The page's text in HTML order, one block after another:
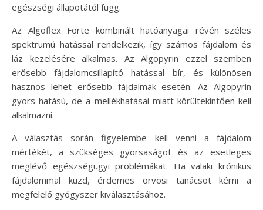
egészségi állapotától függ.
Az Algoflex Forte kombinált hatóanyagai révén széles
spektrumú hatással rendelkezik, így számos fájdalom és
láz kezelésére alkalmas. Az Algopyrin ezzel szemben
erősebb fájdalomcsillapító hatással bír, és különösen
hasznos lehet erősebb fájdalmak esetén. Az Algopyrin
gyors hatású, de a mellékhatásai miatt körültekintően kell
alkalmazni.
A választás során figyelembe kell venni a fájdalom
mértékét, a szükséges gyorsaságot és az esetleges
meglévő egészségügyi problémákat. Ha valaki krónikus
fájdalommal küzd, érdemes orvosi tanácsot kérni a
megfelelő gyógyszer kiválasztásához.